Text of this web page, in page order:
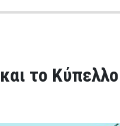
το Κύπελλο